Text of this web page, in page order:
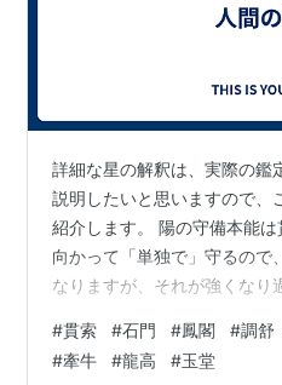
詳細な星の解釈は、実際の鑑
説明したいと思いますので、
紹介します。 陽の守備本能
向かって「単独で」守るので
なりますが、それが強くなり
門（劫財）といい、内に向か
「協調性」のある気質になり
#貫索 #石門 #鳳閣 #調舒
#牽牛 #龍高 #玉堂